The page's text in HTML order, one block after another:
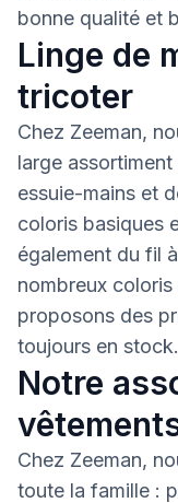
bonne qualité et
Linge de
tricoter
Chez Zeeman,
large
essuie-mains et
coloris basiques
également du fil
nombreux
proposons des
toujours en stock.
Notre
Chez Zeeman,
toute la famille :